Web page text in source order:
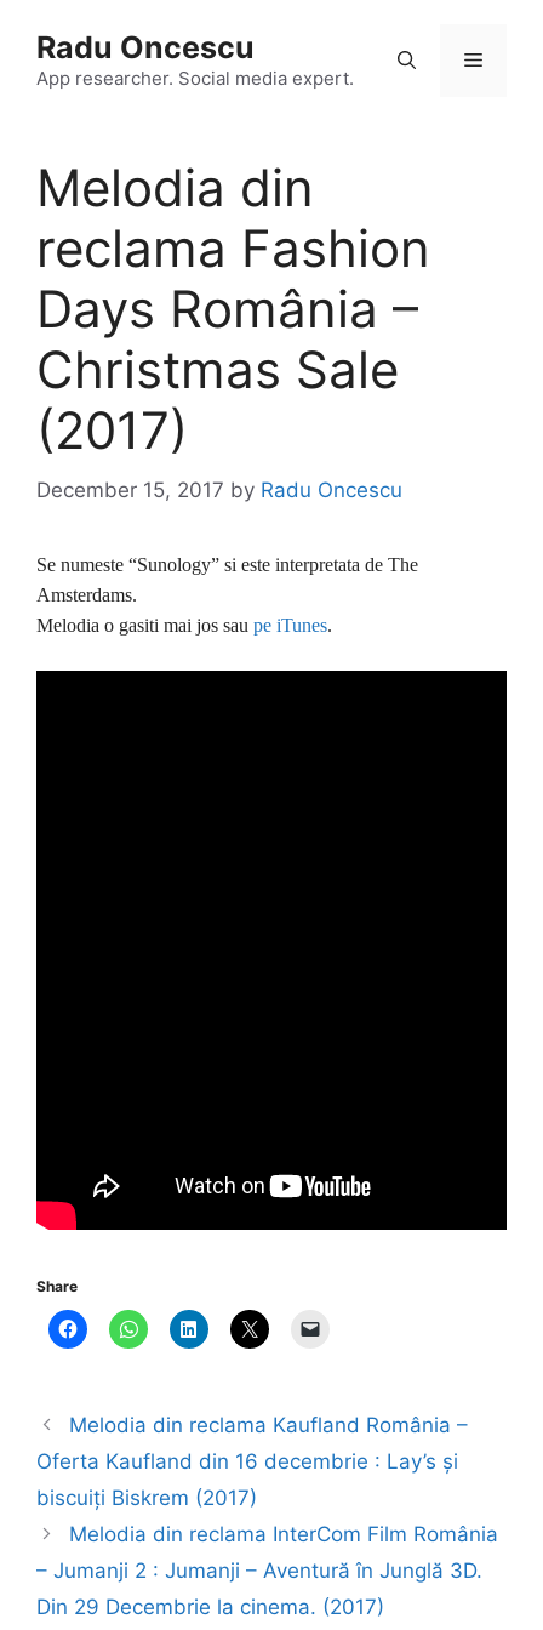
content
Radu Oncescu
App researcher. Social media expert.
Menu
Melodia din
reclama Fashion
Days România –
Christmas Sale
(2017)
December 15, 2017 by Radu Oncescu
Se numeste “Sunology” si este interpretata de The
Amsterdams.
Melodia o gasiti mai jos sau pe iTunes.
Share
Melodia din reclama Kaufland România –
Oferta Kaufland din 16 decembrie : Lay’s și
biscuiți Biskrem (2017)
Melodia din reclama InterCom Film România
– Jumanji 2 : Jumanji – Aventură în Junglă 3D.
Din 29 Decembrie la cinema. (2017)